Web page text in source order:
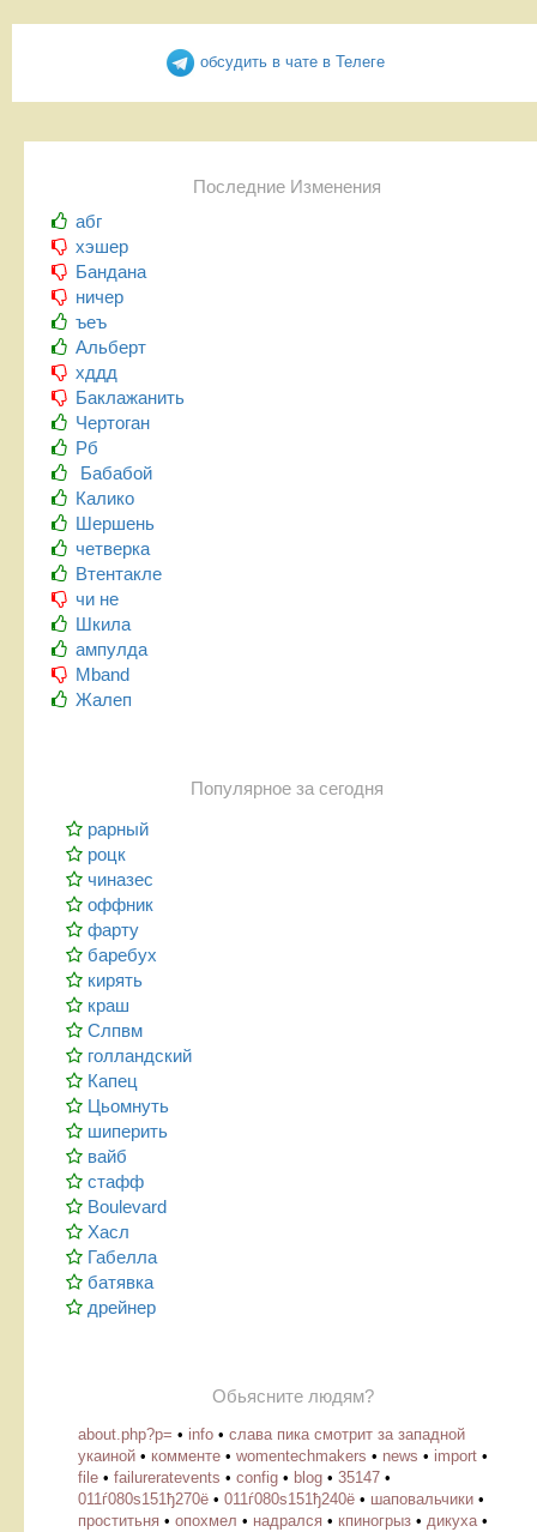
обсудить в чате в Телеге
Последние Изменения
абг
хэшер
Бандана
ничер
ъеъ
Альберт
хддд
Баклажанить
Чертоган
Рб
Бабабой
Калико
Шершень
четверка
Втентакле
чи не
Шкила
ампулда
Mband
Жалеп
Популярное за сегодня
рарный
роцк
чиназес
оффник
фарту
баребух
кирять
краш
Слпвм
голландский
Капец
Цьомнуть
шиперить
вайб
стафф
Boulevard
Хасл
Габелла
батявка
дрейнер
Обьясните людям?
about.php?p= • info • слава пика смотрит за западной
укаиной • комменте • womentechmakers • news • import •
file • failureratevents • config • blog • 35147 •
011ѓ080ѕ151ђ270ё • 011ѓ080ѕ151ђ240ё • шаповальчики •
проститьня • опохмел • надрался • кпиногрыз • дикуха•